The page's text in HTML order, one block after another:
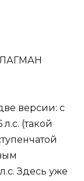
версии: с
(такой
Здесь уже